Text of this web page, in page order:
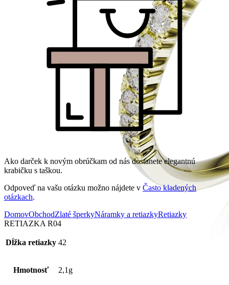
Ako darček k novým obrúčkam od nás dostanete elegantnú
krabičku s taškou.
Odpoveď na vašu otázku možno nájdete v Často kladených
otázkach.
DomovObchodZlaté šperkyNáramky a retiazkyRetiazky
RETIAZKA R04
Dĺžka retiazky 42
Hmotnosť 2,1g